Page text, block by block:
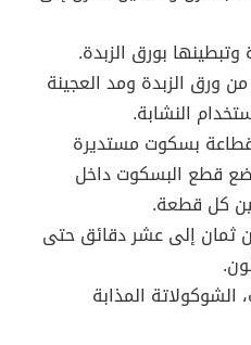
بورق الزبدة.
ورق الزبدة ومد العجينة
النشابة.
بسكوت مستديرة
قطع البسكوت داخل
كل قطعة.
ثمان إلى عشر دقائق حتى
المذابة